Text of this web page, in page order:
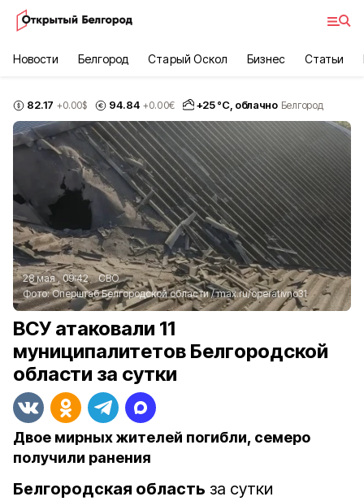
Новости Белгород Старый Оскол Бизнес Статьи
82.17 +0.00$ 94.84 +0.00€ +25°С, облачно Белгород
28 мая , 09:42
СВО
Фото:Оперштаб Белгородской области / max.ru/operativno31
ВСУ атаковали 11
муниципалитетов Белгородской
области за сутки
Двое мирных жителей погибли, семеро
получили ранения
Белгородская область за сутки